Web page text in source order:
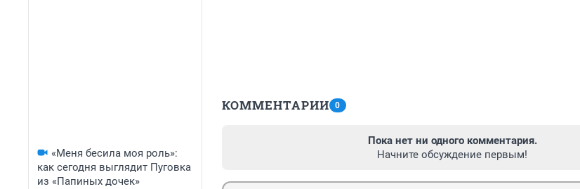
«Меня бесила моя роль»:
как сегодня выглядит Пуговка
из «Папиных дочек»
КОММЕНТАРИИ 0
Пока нет ни одного комментария.
Начните обсуждение первым!